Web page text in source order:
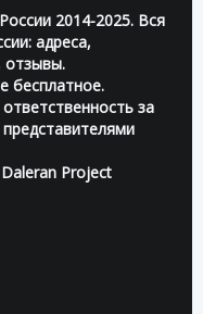
2014-2025. Вся
адреса,
отзывы.
бесплатное.
за
Project